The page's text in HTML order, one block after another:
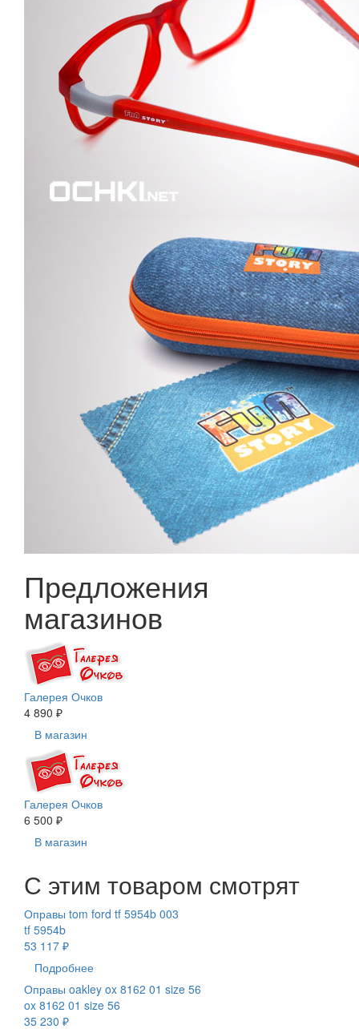
Предложения
магазинов
Галерея Очков
4 890 ₽
В магазин
Галерея Очков
6 500 ₽
В магазин
С этим товаром смотрят
Оправы tom ford tf 5954b 003
tf 5954b
53 117 ₽
Подробнее
Оправы oakley ox 8162 01 size 56
ox 8162 01 size 56
35 230 ₽